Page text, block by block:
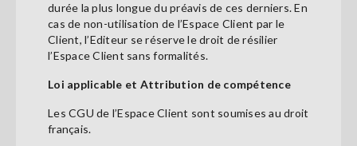
durée la plus longue du préavis de ces derniers. En
cas de non-utilisation de l’Espace Client par le
Client, l’Editeur se réserve le droit de résilier
l’Espace Client sans formalités.
Loi applicable et Attribution de compétence
Les CGU de l’Espace Client sont soumises au droit
français.